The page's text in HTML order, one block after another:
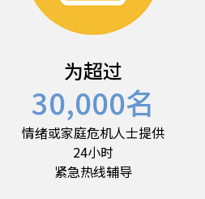
为超过
30,000名
情绪或家庭危机人士提供
24小时
紧急热线辅导